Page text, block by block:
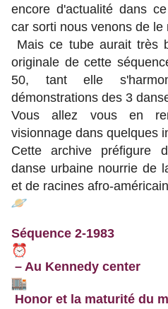
encore d'actualité dans
car sorti nous venons de le
Mais ce tube aurait très
originale de cette
50, tant elle
démonstrations des 3
Vous allez vous en
visionnage dans quelques
Cette archive préfigure
danse urbaine nourrie de
et de racines afro-
Séquence 2-1983
– Au Kennedy center
Honor et la maturité du